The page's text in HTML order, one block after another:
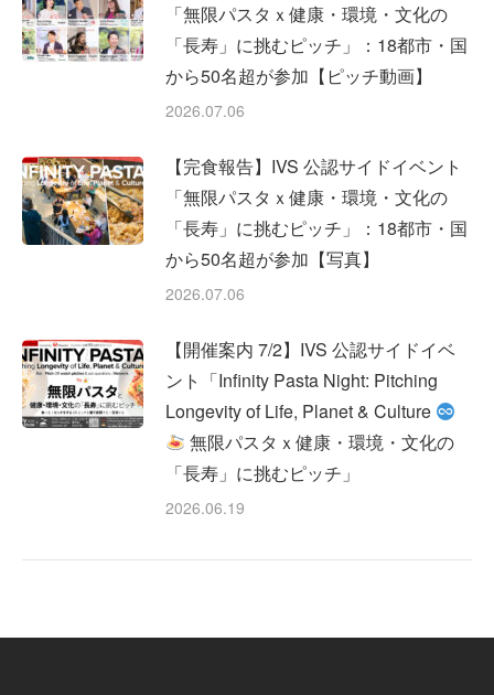
「無限パスタｘ健康・環境・文化の
「長寿」に挑むピッチ」：18都市・国
から50名超が参加【ピッチ動画】
2026.07.06
【完食報告】IVS 公認サイドイベント
「無限パスタｘ健康・環境・文化の
「長寿」に挑むピッチ」：18都市・国
から50名超が参加【写真】
2026.07.06
【開催案内 7/2】IVS 公認サイドイベ
ント「Infinity Pasta Night: Pitching
Longevity of Life, Planet & Culture
無限パスタｘ健康・環境・文化の
「長寿」に挑むピッチ」
2026.06.19